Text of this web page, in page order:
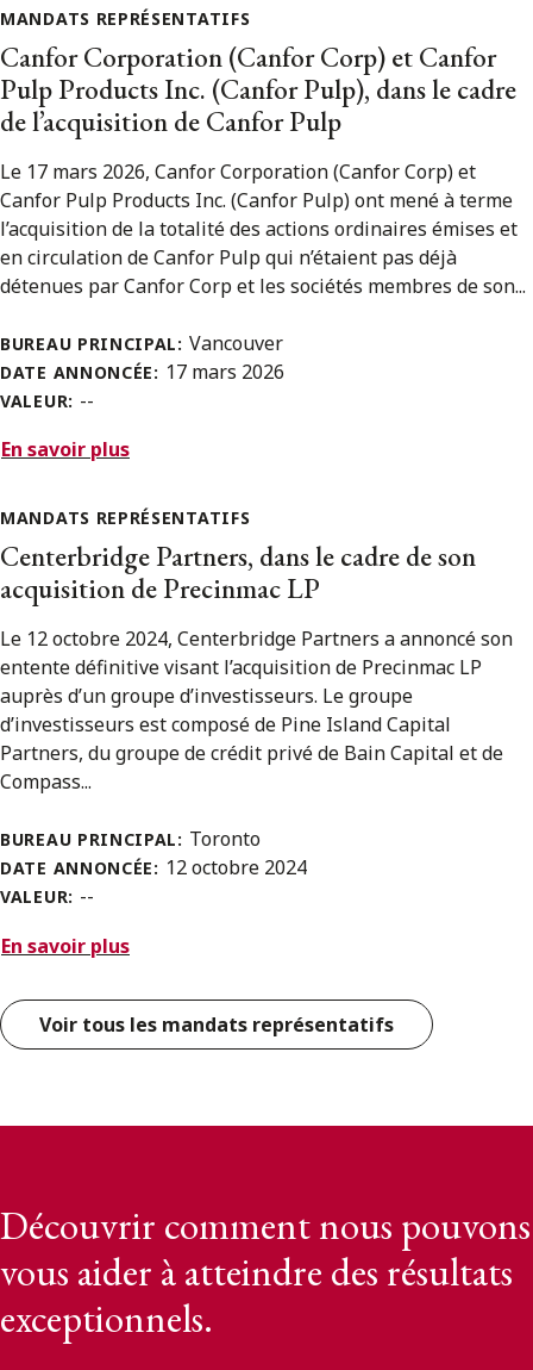
MANDATS REPRÉSENTATIFS
Canfor Corporation (Canfor Corp) et Canfor
Pulp Products Inc. (Canfor Pulp), dans le cadre
de l’acquisition de Canfor Pulp
Le 17 mars 2026, Canfor Corporation (Canfor Corp) et
Canfor Pulp Products Inc. (Canfor Pulp) ont mené à terme
l’acquisition de la totalité des actions ordinaires émises et
en circulation de Canfor Pulp qui n’étaient pas déjà
détenues par Canfor Corp et les sociétés membres de son...
BUREAU PRINCIPAL: Vancouver
DATE ANNONCÉE: 17 mars 2026
VALEUR: --
En savoir plus
MANDATS REPRÉSENTATIFS
Centerbridge Partners, dans le cadre de son
acquisition de Precinmac LP
Le 12 octobre 2024, Centerbridge Partners a annoncé son
entente définitive visant l’acquisition de Precinmac LP
auprès d’un groupe d’investisseurs. Le groupe
d’investisseurs est composé de Pine Island Capital
Partners, du groupe de crédit privé de Bain Capital et de
Compass...
BUREAU PRINCIPAL: Toronto
DATE ANNONCÉE: 12 octobre 2024
VALEUR: --
En savoir plus
Voir tous les mandats représentatifs
Découvrir comment nous pouvons
vous aider à atteindre des résultats
exceptionnels.